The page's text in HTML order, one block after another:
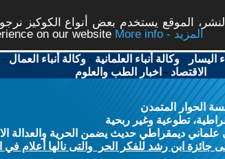
الموقع يستخدم بعض أنواع الكوكيز
on our website
More info - المزيد
اليسار -وكالة أنباء العلمانية -وكالة أنباء العمال -
الاقتصاد - اخبار الطب والعلوم
الحوار المتمدن
تطوعية وغير ربحية
ديمقراطي حديث يضمن الحرية والعدالة
جائزة ابن رشد للفكر الحر والتى نالها أعلام في